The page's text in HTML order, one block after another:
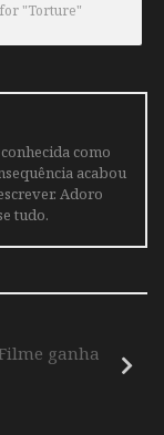
"Torture"
como
acabou
Adoro
tudo.
ganha